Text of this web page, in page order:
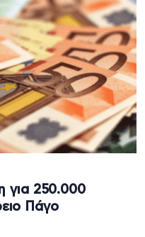
για 250.000
Πάγο